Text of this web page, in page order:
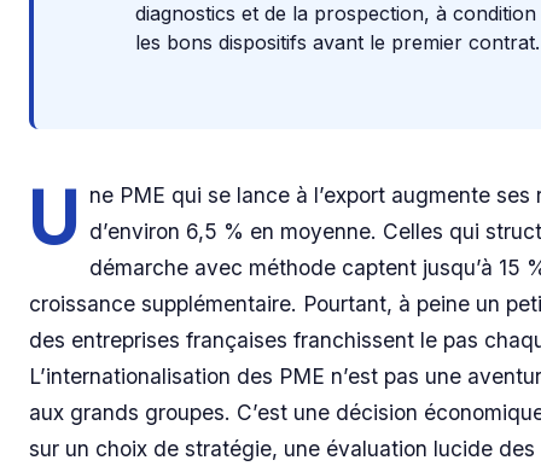
diagnostics et de la prospection, à condition
les bons dispositifs avant le premier contrat.
U ne PME qui se lance à l’export augmente ses
d’environ 6,5 % en moyenne. Celles qui
démarche avec méthode captent jusqu’à 15
croissance supplémentaire. Pourtant, à peine un
des entreprises françaises franchissent le pas
L’internationalisation des PME n’est pas une
aux grands groupes. C’est une décision
sur un choix de stratégie, une évaluation lucide